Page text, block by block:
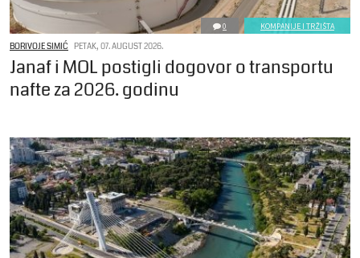
0 KOMPANIJE I TRŽIŠTA
BORIVOJE SIMIĆ PETAK, 07. AUGUST 2026.
Janaf i MOL postigli dogovor o transportu
nafte za 2026. godinu